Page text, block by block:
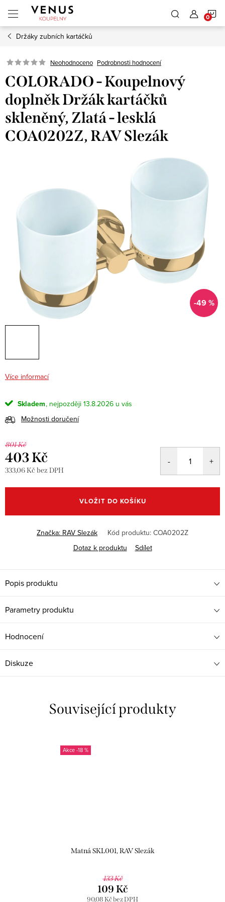
obsah
Držáky zubních kartáčků
Neohodnoceno Podrobnosti hodnocení
COLORADO - Koupelnový
doplněk Držák kartáčků
skleněný, Zlatá - lesklá
COA0202Z, RAV Slezák
-49 %
Více informací
Skladem
13.8.2026
Možnosti doručení
801 Kč
403 Kč
333,06 Kč bez DPH
cena:
VLOŽIT DO KOŠÍKU
Značka: RAV Slezák Kód produktu: COA0202Z
Dotaz k produktu
Sdílet
Popis produktu
Parametry produktu
Hodnocení
Diskuze
Související produkty
-18 %
Matná SKL001, RAV Slezák
133 Kč
90,08 Kč bez DPH
109 Kč